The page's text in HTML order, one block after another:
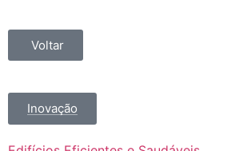
Voltar
Inovação